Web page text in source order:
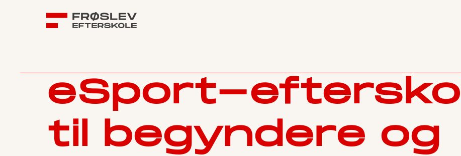
eSport-
til begyndere og